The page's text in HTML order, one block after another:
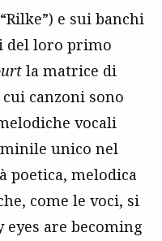
e sui banchi
del loro primo
la matrice di
cui canzoni sono
vocali
unico nel
poetica, melodica
come le voci, si
are becoming